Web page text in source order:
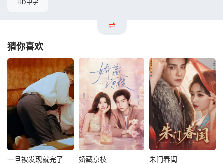
HD中字
猜你喜欢
一旦被发现就完了 娇藏京枝 朱门春闺